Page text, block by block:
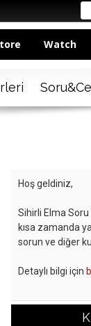
Watch
Hoş geldiniz,
Sihirli Elma Soru
kısa zamanda
sorun ve diğer
Detaylı bilgi için